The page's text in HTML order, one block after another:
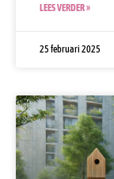
LEES VERDER »
25 februari 2025